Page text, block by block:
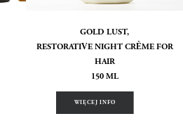
GOLD LUST,
RESTORATIVE NIGHT CRÈME FOR
HAIR
150 ML
WIĘCEJ INFO